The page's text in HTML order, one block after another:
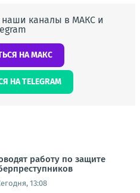
каналы в МАКС и
НА МАКС
НА TELEGRAM
работу по защите
13:08